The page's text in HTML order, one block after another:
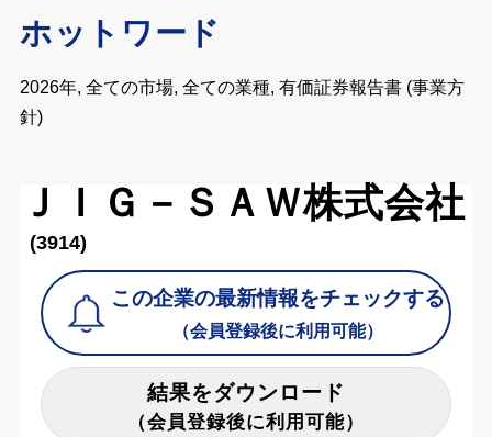
ホットワード
2026年, 全ての市場, 全ての業種, 有価証券報告書 (事業方
針)
ＪＩＧ－ＳＡＷ株式会社
(3914)
この企業の最新情報をチェックする
（会員登録後に利用可能）
結果をダウンロード
（会員登録後に利用可能）